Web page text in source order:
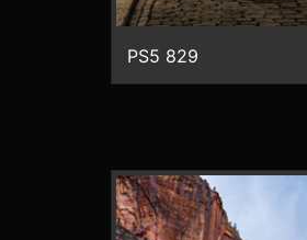
PS5 829